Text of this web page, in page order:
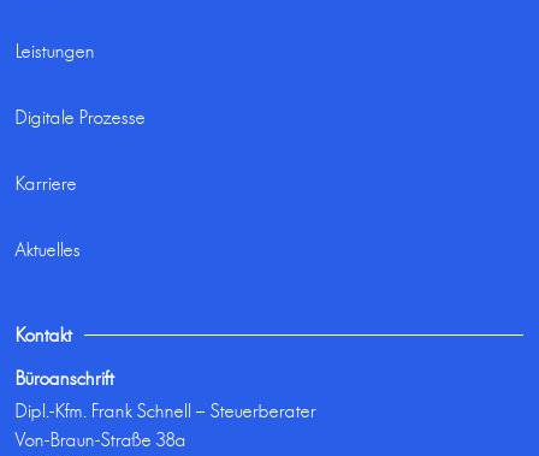
Leistungen
Digitale Prozesse
Karriere
Aktuelles
Kontakt
Büroanschrift
Dipl.-Kfm. Frank Schnell – Steuerberater
Von-Braun-Straße 38a